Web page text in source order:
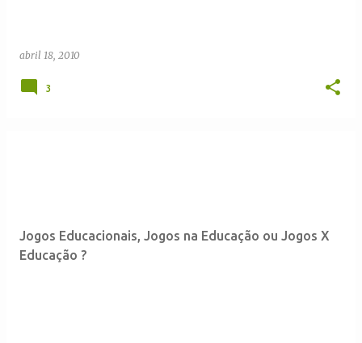
abril 18, 2010
3
Jogos Educacionais, Jogos na Educação ou Jogos X
Educação ?